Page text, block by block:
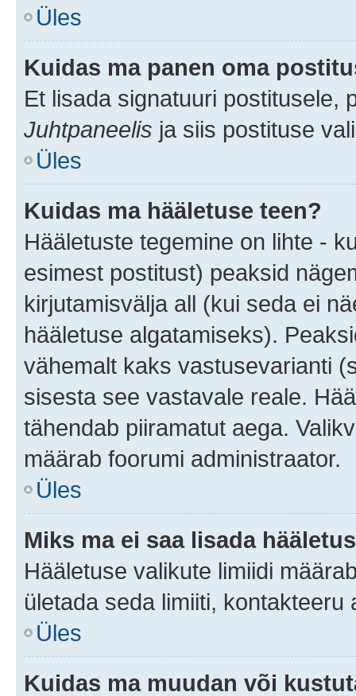
Üles
Kuidas ma panen oma
Et lisada signatuuri postitusele,
Juhtpaneelis ja siis postituse
Üles
Kuidas ma hääletuse teen?
Hääletuste tegemine on lihte -
esimest postitust) peaksid
kirjutamisvälja all (kui seda ei
hääletuse algatamiseks).
vähemalt kaks vastusevarianti
sisesta see vastavale reale.
tähendab piiramatut aega.
määrab foorumi administraator.
Üles
Miks ma ei saa lisada
Hääletuse valikute limiidi
ületada seda limiiti, kontakteeru
Üles
Kuidas ma muudan või